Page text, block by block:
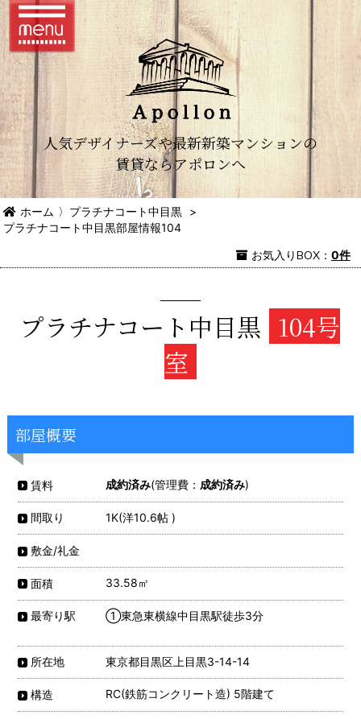
人気デザイナーズや最新新築マンションの
賃貸ならアポロンへ
ホーム 〉 プラチナコート中目黒 >
プラチナコート中目黒部屋情報104
お気入りBOX： 0件
プラチナコート中目黒 104号
室
部屋概要
賃料 成約済み(管理費： 成約済み)
間取り 1K(洋10.6帖 )
敷金/礼金
面積 33.58㎡
最寄り駅 ①東急東横線中目黒駅徒歩3分
所在地 東京都目黒区上目黒3-14-14
構造 RC(鉄筋コンクリート造) 5階建て